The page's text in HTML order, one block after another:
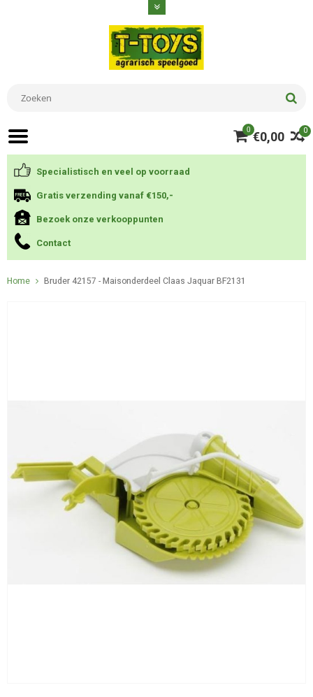
0
0 €0,00
Specialistisch en veel op voorraad
Gratis verzending vanaf €150,-
Bezoek onze verkooppunten
Contact
Home Bruder 42157 - Maisonderdeel Claas Jaquar BF2131